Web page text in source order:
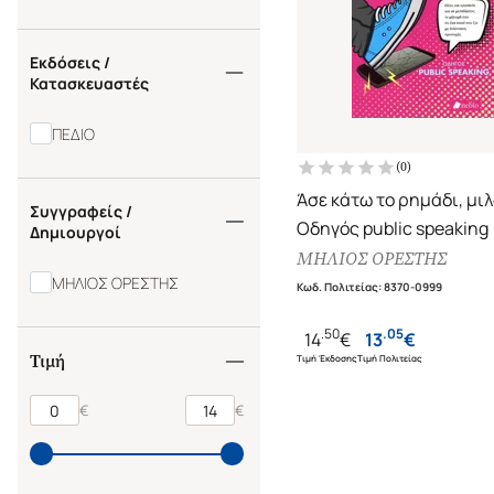
Εκδόσεις /
Κατασκευαστές
ΠΕΔΙΟ
Συγγραφείς /
Δημιουργοί
ΜΗΛΙΟΣ ΟΡΕΣΤΗΣ
Τιμή
€ €
(0)
Άσε κάτω το ρημάδι,
Οδηγός public speaking
ΜΗΛΙΟΣ ΟΡΕΣΤΗΣ
Κωδ. Πολιτείας:8370-0999
14.50€
Τιμή Έκδοσης
13.05€
Τιμή Πολιτείας